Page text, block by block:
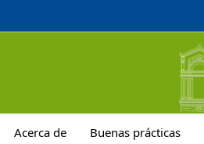
Acerca de Buenas prácticas